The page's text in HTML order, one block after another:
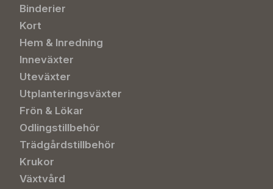
Binderier
Kort
Hem & Inredning
Inneväxter
Uteväxter
Utplanteringsväxter
Frön & Lökar
Odlingstillbehör
Trädgårdstillbehör
Krukor
Växtvård